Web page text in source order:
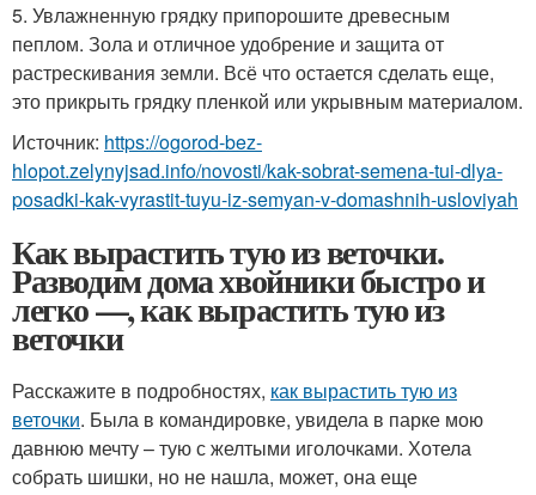
5. Увлажненную грядку припорошите древесным
пеплом. Зола и отличное удобрение и защита от
растрескивания земли. Всё что остается сделать еще,
это прикрыть грядку пленкой или укрывным материалом.
Источник: https://ogorod-bez-
hlopot.zelynyjsad.info/novosti/kak-sobrat-semena-tui-dlya-
posadki-kak-vyrastit-tuyu-iz-semyan-v-domashnih-usloviyah
Как вырастить тую из веточки.
Разводим дома хвойники быстро и
легко —, как вырастить тую из
веточки
Расскажите в подробностях, как вырастить тую из
веточки. Была в командировке, увидела в парке мою
давнюю мечту – тую с желтыми иголочками. Хотела
собрать шишки, но не нашла, может, она еще